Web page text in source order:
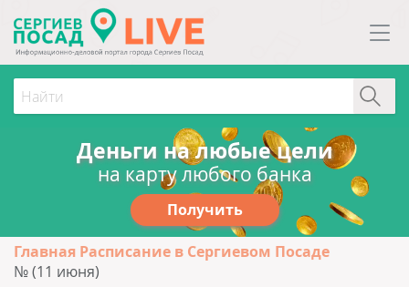
Деньги на любые цели
на карту любого банка
Получить
Главная Расписание в Сергиевом Посаде
№ (11 июня)